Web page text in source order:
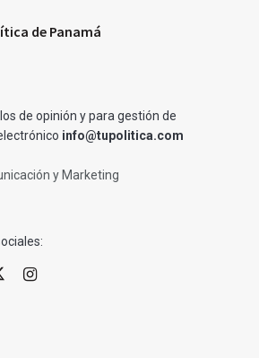
de Panamá
de opinión y para gestión de
info@tupolitica.com
y Marketing